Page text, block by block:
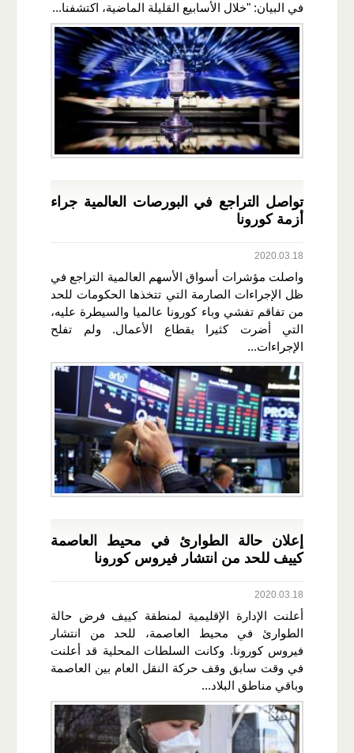
في البيان: "خلال الأسابيع القليلة الماضية، اكتشفنا...
تواصل التراجع في البورصات العالمية جراء
أزمة كورونا
2020.03.18
واصلت مؤشرات أسواق الأسهم العالمية التراجع في
ظل الإجراءات الصارمة التي تتخذها الحكومات للحد
من تفاقم تفشي وباء كورونا عالميا والسيطرة عليه،
التي أضرت كثيرا بقطاع الأعمال. ولم تفلح
الإجراءات...
إعلان حالة الطوارئ في محيط العاصمة
كييف للحد من انتشار فيروس كورونا
2020.03.18
أعلنت الإدارة الإقليمية لمنطقة كييف فرض حالة
الطوارئ في محيط العاصمة، للحد من انتشار
فيروس كورونا. وكانت السلطات المحلية قد أعلنت
في وقت سابق وقف حركة النقل العام بين العاصمة
وباقي مناطق البلاد...